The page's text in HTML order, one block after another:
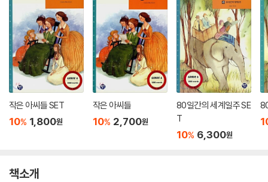
작은 아씨들 SET
10% 1,800원
작은 아씨들
10% 2,700원
80일간의 세계일주 SE
T
10% 6,300원
책소개